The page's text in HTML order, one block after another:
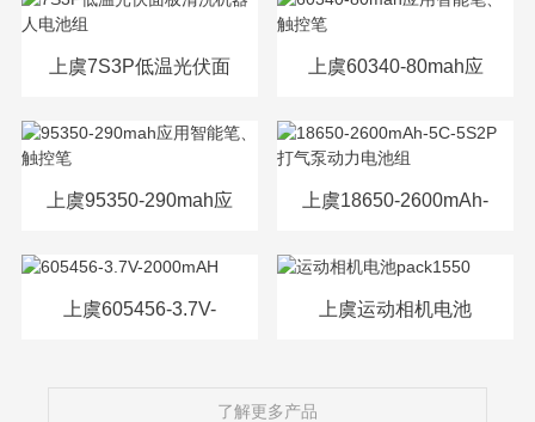
上虞7S3P低温光伏面 上虞60340-80mah应
上虞95350-290mah应 上虞18650-2600mAh-
电池组
上虞605456-3.7V- 上虞运动相机电池
了解更多产品